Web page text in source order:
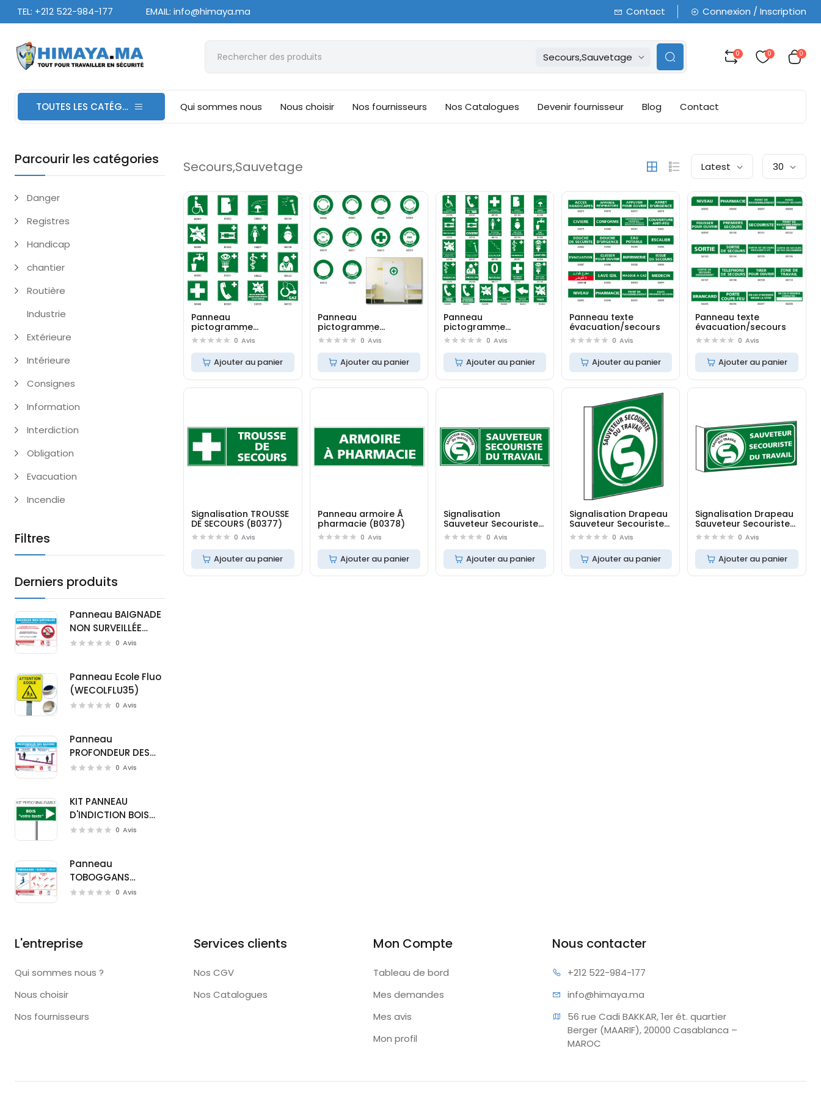
TEL: +212 522-984-177 EMAIL: info@himaya.ma Contact Connexion / Inscription
Secours,Sauvetage 0 0 0
TOUTES LES CATÉGORIES Qui sommes nous Nous choisir Nos fournisseurs Nos Catalogues Devenir fournisseur Blog Contact
Parcourir les catégories
Danger
Registres
Handicap
chantier
Routière
Industrie
Extérieure
Intérieure
Consignes
Information
Interdiction
Obligation
Evacuation
Incendie
Filtres
Derniers produits
Panneau BAIGNADE
NON SURVEILLÉE
(D0720M)0 Avis
Panneau Ecole Fluo
(WECOLFLU35)
0 Avis
Panneau
PROFONDEUR DES
BASSINS (D0721M)
0 Avis
KIT PANNEAU
D'INDICTION BOIS
(W0126)
0 Avis
Panneau
TOBOGGANS
(D0723M)0 Avis
Secours,Sauvetage Latest 30
Panneau
pictogramme
évacuation/secours
0 Avis
Ajouter au panier
Panneau
pictogramme
évacuation/secours
0 Avis
Ajouter au panier
Panneau
pictogramme
évacuation/secours
0 Avis
Ajouter au panier
Panneau texte
évacuation/secours
0 Avis
Ajouter au panier
Panneau texte
évacuation/secours
0 Avis
Ajouter au panier
Signalisation TROUSSE
DE SECOURS (B0377)
0 Avis
Ajouter au panier
Panneau armoire Ã
pharmacie (B0378)
0 Avis
Ajouter au panier
Signalisation
Sauveteur Secouriste
du Travail SST (B0359)
0 Avis
Ajouter au panier
Signalisation Drapeau
Sauveteur Secouriste
du Travail SST
0 Avis
Ajouter au panier
Signalisation Drapeau
Sauveteur Secouriste
du Travail SST
0 Avis
Ajouter au panier
L'entreprise
Qui sommes nous ?
Nous choisir
Nos fournisseurs
Services clients
Nos CGV
Nos Catalogues
Mon Compte
Tableau de bord
Mes demandes
Mes avis
Mon profil
Nous contacter
+212 522-984-177
info@himaya.ma
56 rue Cadi BAKKAR, 1er ét. quartier
Berger (MAARIF), 20000 Casablanca –
MAROC